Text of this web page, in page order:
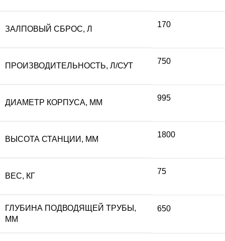
ЗАЛПОВЫЙ СБРОС, Л
170
ПРОИЗВОДИТЕЛЬНОСТЬ, Л/СУТ
750
ДИАМЕТР КОРПУСА, ММ
995
ВЫСОТА СТАНЦИИ, ММ
1800
ВЕС, КГ
75
ГЛУБИНА ПОДВОДЯЩЕЙ ТРУБЫ,
ММ
650